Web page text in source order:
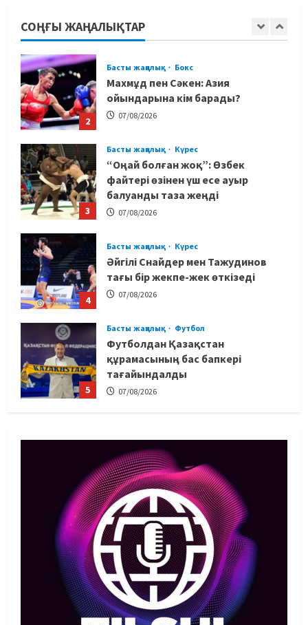
СОҢҒЫ ЖАҢАЛЫҚТАР
1 07/08/2026
2
Басты жаңалық Бокс
Махмұд пен Сәкен: Азия
ойындарына кім барады?
07/08/2026
3
Басты жаңалық Күрес
“Оңай болған жоқ”: Өзбек
файтері өзінен үш есе ауыр
балуанды таза жеңді
07/08/2026
4
Басты жаңалық Күрес
Әйгілі Снайдер мен Тажудинов
тағы бір жекпе-жек өткізеді
07/08/2026
5
Басты жаңалық Футбол
Футболдан Қазақстан
құрамасының бас бапкері
тағайындалды
07/08/2026
1
менеджері Арман Әшімов жайлы
жағымсыз оқиғаны айтты
07/08/2026
2
Басты жаңалық Бокс
Махмұд пен Сәкен: Азия
ойындарына кім барады?
07/08/2026
Басты жаңалық Күрес
“Оңай болған жоқ”: Өзбек